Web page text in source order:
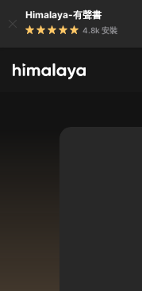
Himalaya-有聲書
4.8k 安裝